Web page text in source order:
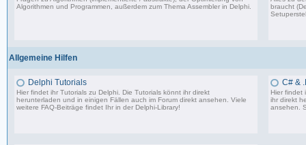
Algorithmen und Programmen, außerdem zum Thema Assembler in Delphi.
braucht
Allgemeine Hilfen
Delphi Tutorials
Hier findet ihr Tutorials zu Delphi. Die Tutorials könnt ihr direkt
herunterladen und in einigen Fällen auch im Forum direkt ansehen. Viele
weitere FAQ-Beiträge findet Ihr in der Delphi-Library!
C# &
Hier findet
ihr direkt
ansehen.